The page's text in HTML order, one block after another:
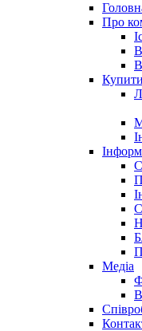
Про
Медіа